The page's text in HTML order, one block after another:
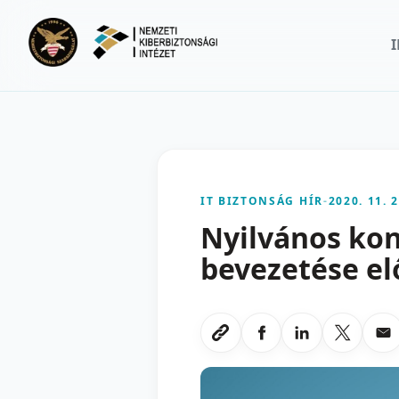
IT BIZTONSÁG HÍR-2020. 11.
Nyilvános
bevezetése
Link masolasa
MegosztasMegosztas